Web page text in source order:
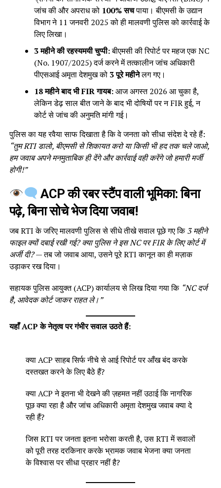
जांच की और अपराध को 100% सचपाया। बीएमसी के उद्यान
विभाग ने 11 जनवरी 2025 को ही मालवणी पुलिस को कार्रवाई के
लिए लिखा।
3 महीने की रहस्यमयी चुप्पी:बीएमसी की रिपोर्ट पर महज एक NC
(No. 1907/2025) दर्ज करने में तत्कालीन जांच अधिकारी
पीएसआई अमृता देशमुख को 3 पूरे महीनेलग गए।
18 महीने बाद भी FIR गायब:आज अगस्त 2026 आ चुका है,
लेकिन डेढ़ साल बीत जाने के बाद भी दोषियों पर न FIR हुई, न
कोर्ट से जांच की अनुमति मांगी गई।
पुलिस का यह रवैया साफ दिखाता है कि वे जनता को सीधा संदेश दे रहे हैं:
“तुम RTI डालो, बीएमसी से शिकायत करो या किसी भी हद तक चले जाओ,
हम जवाब अपने मनमुताबिक ही देंगे और कार्रवाई वही करेंगे जो हमारी मर्जी
होगी!”
ACP की रबर स्टैंप वाली भूमिका: बिना
पढ़े, बिना सोचे भेज दिया जवाब!
जब RTI के जरिए मालवणी पुलिस से सीधे तीखे सवाल पूछे गए कि3 महीने
फाइल क्यों दबाई रखी गई? क्या पुलिस ने इस NC पर FIR के लिए कोर्ट में
अर्जी दी?— तब जो जवाब आया, उसने पूरे RTI कानून का ही मज़ाक
उड़ाकर रख दिया।
सहायक पुलिस आयुक्त (ACP) कार्यालय से लिख दिया गया कि “NC दर्ज
है, आवेदक कोर्ट जाकर राहत ले।”
यहाँ ACP के नेतृत्व पर गंभीर सवाल उठते हैं:
क्या ACP साहब सिर्फ नीचे से आई रिपोर्ट पर आँख बंद करके
दस्तखत करने के लिए बैठे हैं?
क्या ACP ने इतना भी देखने की ज़हमत नहीं उठाई कि नागरिक
पूछ क्या रहा है और जांच अधिकारी अमृता देशमुख जवाब क्या दे
रही हैं?
जिस RTI पर जनता इतना भरोसा करती है, उस RTI में सवालों
को पूरी तरह दरकिनार करके भ्रामक जवाब भेजना क्या जनता
के विश्वास पर सीधा प्रहार नहीं है?